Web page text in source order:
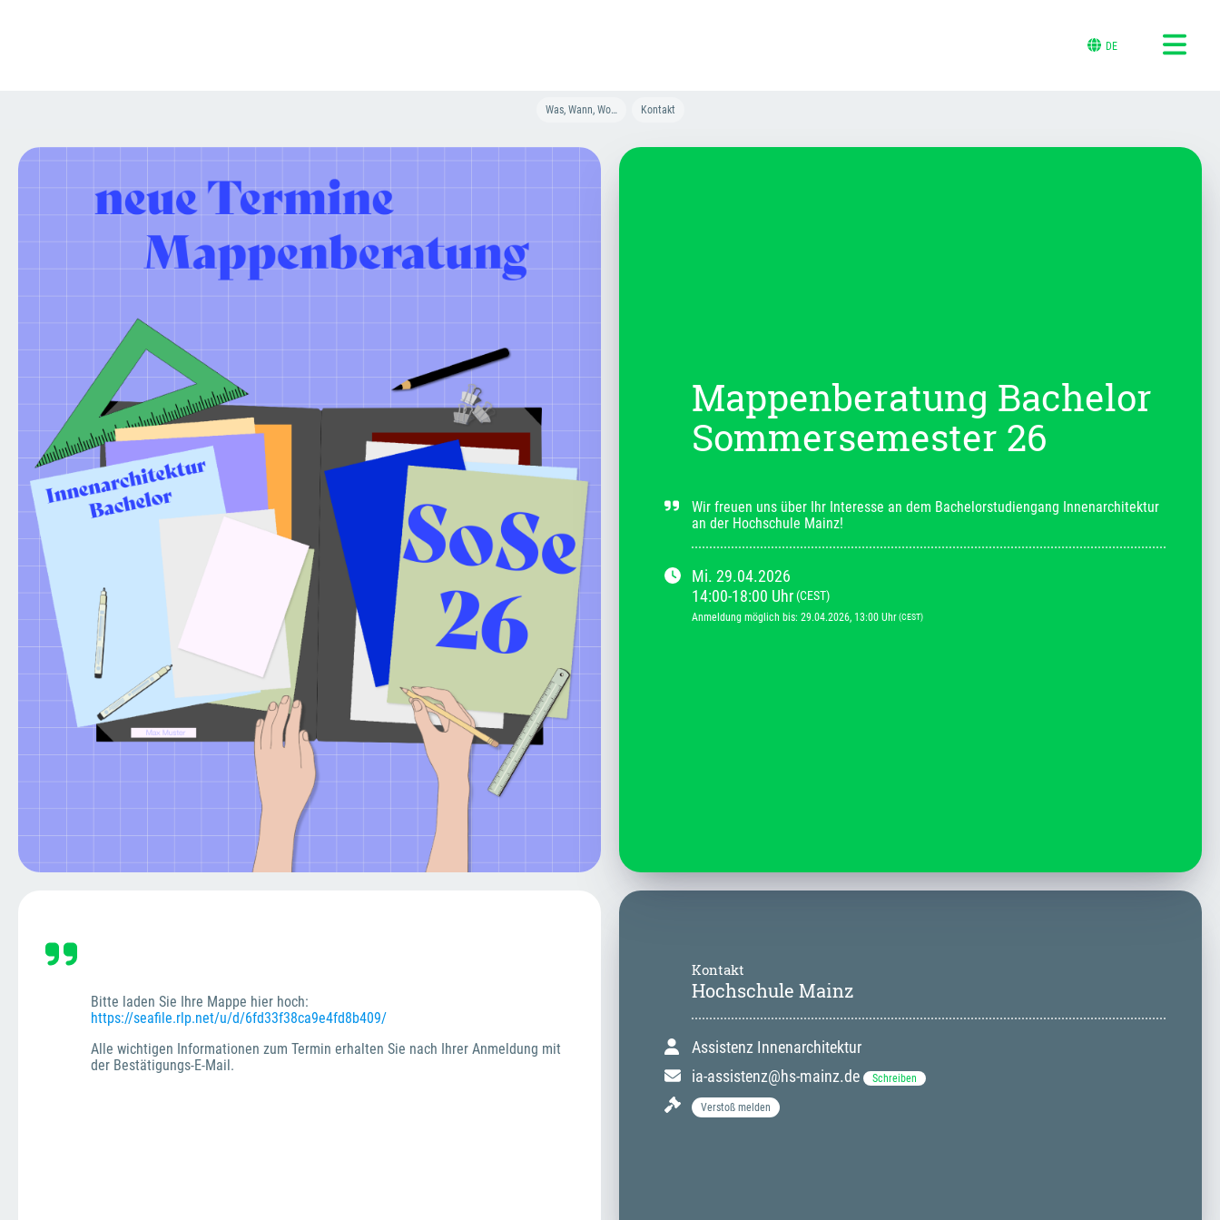
DE
Was, Wann, Wo… Kontakt
Mappenberatung Bachelor
Sommersemester 26
Mi. 29.04.2026
14:00-18:00 Uhr(CEST)
Anmeldung möglich bis: 29.04.2026, 13:00 Uhr(CEST)
Wir freuen uns über Ihr Interesse an dem Bachelorstudiengang Innenarchitektur
an der Hochschule Mainz!
https://seafile.rlp.net/u/d/6fd33f38ca9e4fd8b409/
Alle wichtigen Informationen zum Termin erhalten Sie nach Ihrer Anmeldung mit
der Bestätigungs-E-Mail.
Kontakt
Hochschule Mainz
Assistenz Innenarchitektur
ia-assistenz@hs-mainz.de
Schreiben
Verstoß melden